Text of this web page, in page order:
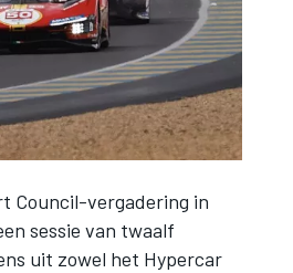
Council-vergadering in
sessie van twaalf
uit zowel het Hypercar